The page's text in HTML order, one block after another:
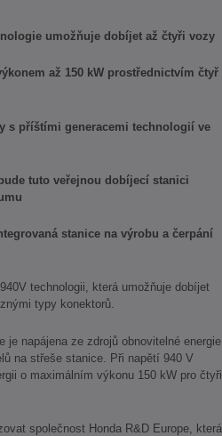
umožňuje dobíjet až čtyři vozy
až 150 kW prostřednictvím čtyř
s příštími generacemi technologií ve
tuto veřejnou dobíjecí stanici
stanice na výrobu a čerpání
technologii, která umožňuje dobíjet
typy konektorů.
je napájena ze zdrojů obnovitelné energie,
na střeše stanice. Při napětí 940 V
o maximálním výkonu 150 kW pro čtyři
společnost Honda R&D Europe, která